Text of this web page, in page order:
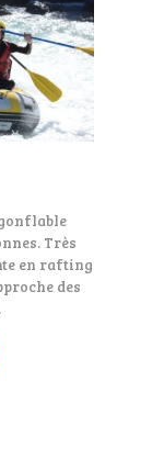
Très
en rafting
des